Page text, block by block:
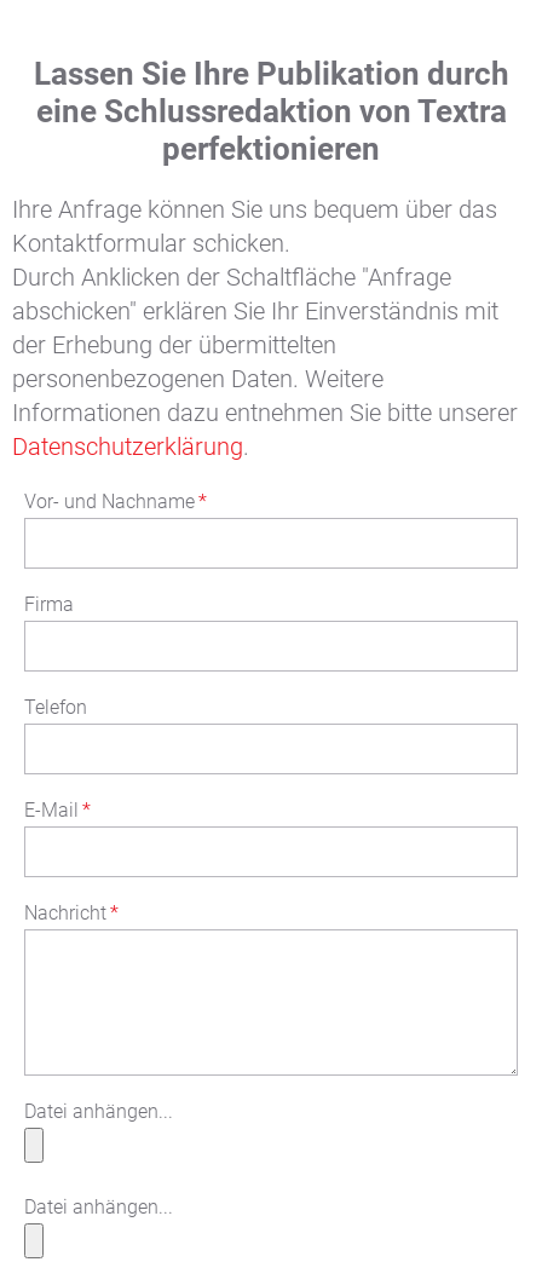
Lassen Sie Ihre Publikation durch
eine Schlussredaktion von Textra
perfektionieren
Ihre Anfrage können Sie uns bequem über das
Kontaktformular schicken.
Durch Anklicken der Schaltfläche "Anfrage
abschicken" erklären Sie Ihr Einverständnis mit
der Erhebung der übermittelten
personenbezogenen Daten. Weitere
Informationen dazu entnehmen Sie bitte unserer
Datenschutzerklärung.
Vor- und Nachname*
Firma
Telefon
E-Mail *
Nachricht*
Datei anhängen...
Datei anhängen...